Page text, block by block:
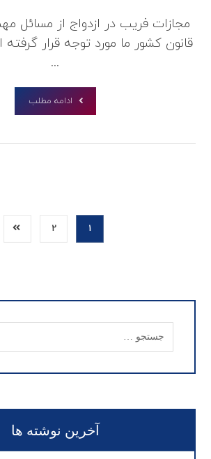
مجازات فریب در ازدواج از مسائل
قانون کشور ما مورد توجه قرار
...
ادامه مطلب
1
2
آخرین نوشته ها